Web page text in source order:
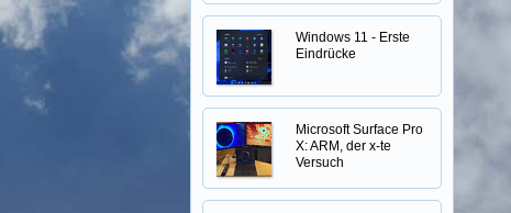
Windows 11 - Erste
Eindrücke
Microsoft Surface Pro
X: ARM, der x-te
Versuch